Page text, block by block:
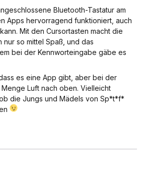
Bluetooth-Tastatur am
Apps hervorragend funktioniert, auch
Mit den Cursortasten macht die
nur so mittel Spaß, und das
bei der Kennworteingabe gäbe es
es eine App gibt, aber bei der
Luft nach oben. Vielleicht
die Jungs und Mädels von Sp*t*f*